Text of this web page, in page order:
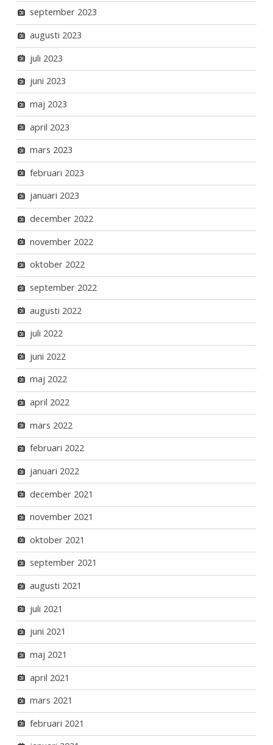
september 2023
augusti 2023
juli 2023
juni 2023
maj 2023
april 2023
mars 2023
februari 2023
januari 2023
december 2022
november 2022
oktober 2022
september 2022
augusti 2022
juli 2022
juni 2022
maj 2022
april 2022
mars 2022
februari 2022
januari 2022
december 2021
november 2021
oktober 2021
september 2021
augusti 2021
juli 2021
juni 2021
maj 2021
april 2021
mars 2021
februari 2021